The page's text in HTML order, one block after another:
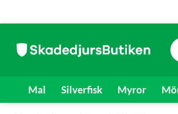
content
Mal Silverfisk Myror